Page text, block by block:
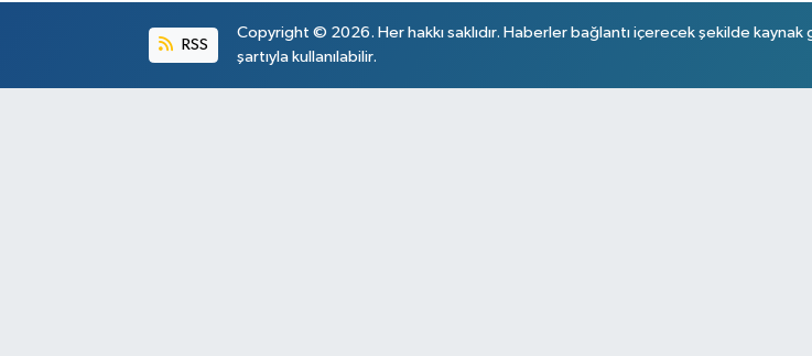
RSS
Copyright © 2026. Her hakkı saklıdır. Haberler bağlantı içerecek şekilde kaynak
şartıyla kullanılabilir.